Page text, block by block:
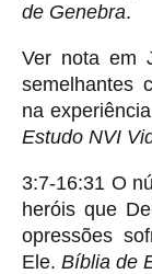
de Genebra.
Ver nota em
semelhantes
na
Estudo NVI
3:7-16:31 O
heróis que
opressões
Ele. Bíblia de